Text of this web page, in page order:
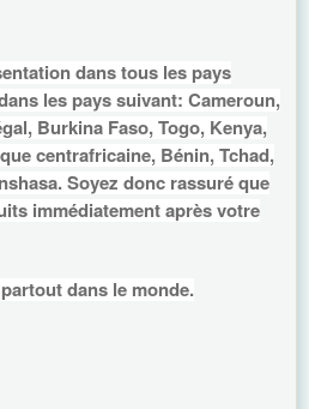
dans tous les pays
les pays suivant: Cameroun,
Burkina Faso, Togo, Kenya,
centrafricaine, Bénin, Tchad,
Soyez donc rassuré que
immédiatement après votre
dans le monde.